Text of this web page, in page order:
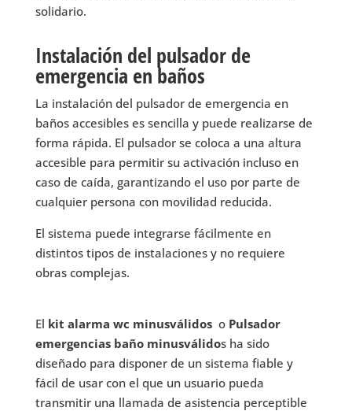
solidario.
Instalación del pulsador de
emergencia en baños
La instalación del pulsador de emergencia en
baños accesibles es sencilla y puede realizarse de
forma rápida. El pulsador se coloca a una altura
accesible para permitir su activación incluso en
caso de caída, garantizando el uso por parte de
cualquier persona con movilidad reducida.
El sistema puede integrarse fácilmente en
distintos tipos de instalaciones y no requiere
obras complejas.
El kit alarma wc minusválidoso Pulsador
emergencias baño minusválidos ha sido
diseñado para disponer de un sistema fiable y
fácil de usar con el que un usuario pueda
transmitir una llamada de asistencia perceptible